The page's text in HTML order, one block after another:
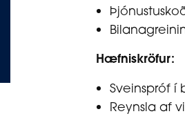
Hæfniskröfur:
Sveinspróf í
Reynsla af